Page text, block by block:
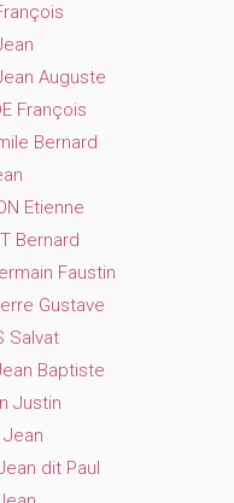
Auguste
François
Bernard
Etienne
Bernard
Faustin
Gustave
Salvat
Baptiste
Justin
Jean
dit Paul